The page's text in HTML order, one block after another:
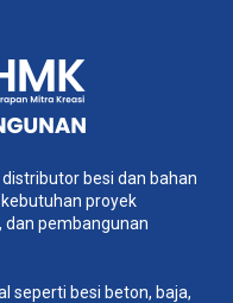
besi dan bahan
proyek
dan pembangunan
seperti besi beton, baja,